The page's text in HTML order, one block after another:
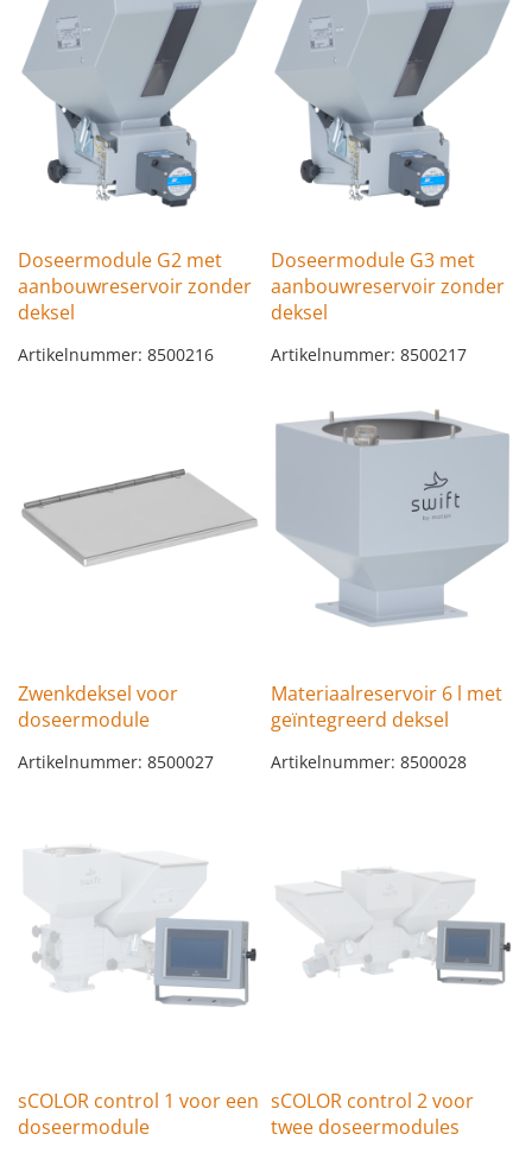
Doseermodule G2 met
aanbouwreservoir zonder
deksel
Artikelnummer: 8500216
Doseermodule G3 met
aanbouwreservoir zonder
deksel
Artikelnummer: 8500217
Zwenkdeksel voor
doseermodule
Artikelnummer: 8500027
Materiaalreservoir 6 l met
geïntegreerd deksel
Artikelnummer: 8500028
sCOLOR control 1 voor een
doseermodule
sCOLOR control 2 voor
twee doseermodules